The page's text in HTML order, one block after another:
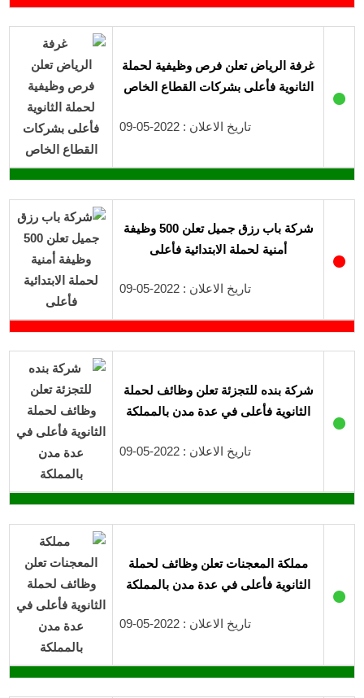
●
غرفة الرياض تعلن فرص وظيفية لحملة
الثانوية فأعلى بشركات القطاع الخاص
تاريخ الاعلان : 2022-05-09
●
شركة باب رزق جميل تعلن 500 وظيفة
أمنية لحملة الابتدائية فأعلى
تاريخ الاعلان : 2022-05-09
●
شركة بنده للتجزئة تعلن وظائف لحملة
الثانوية فأعلى في عدة مدن بالمملكة
تاريخ الاعلان : 2022-05-09
●
مملكة المعجنات تعلن وظائف لحملة
الثانوية فأعلى في عدة مدن بالمملكة
تاريخ الاعلان : 2022-05-09